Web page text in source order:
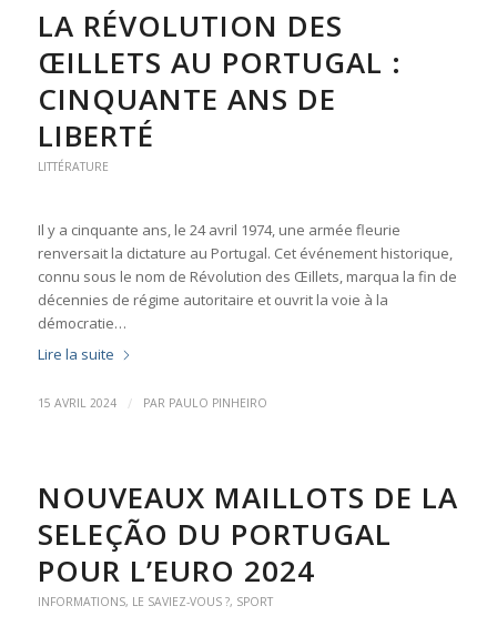
LA RÉVOLUTION DES
ŒILLETS AU PORTUGAL :
CINQUANTE ANS DE
LIBERTÉ
LITTÉRATURE
Il y a cinquante ans, le 24 avril 1974, une armée fleurie
renversait la dictature au Portugal. Cet événement historique,
connu sous le nom de Révolution des Œillets, marqua la fin de
décennies de régime autoritaire et ouvrit la voie à la
démocratie…
Lire la suite
15 AVRIL 2024 / PAR PAULO PINHEIRO
NOUVEAUX MAILLOTS DE LA
SELEÇÃO DU PORTUGAL
POUR L’EURO 2024
INFORMATIONS, LE SAVIEZ-VOUS ?, SPORT